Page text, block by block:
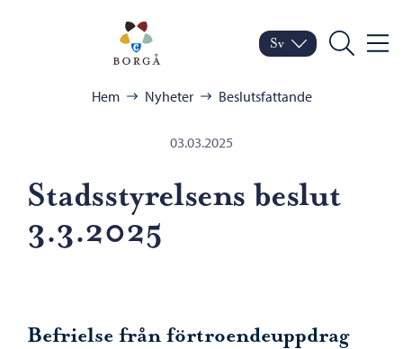
Porvoo – Gå till
Byt språk
Nuvarande språk:
Sv
Sök Meny
Hem Nyheter Beslutsfattande
03.03.2025
Stadsstyrelsens beslut
3.3.2025
Befrielse från förtroendeuppdrag